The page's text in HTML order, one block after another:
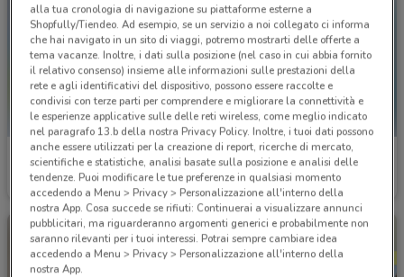
Prodet
Scade il 31/08 2.7 km
Carrefour Market
Scade il 31/08
alla tua cronologia di navigazione su piattaforme esterne a
Shopfully/Tiendeo. Ad esempio, se un servizio a noi collegato ci informa
che hai navigato in un sito di viaggi, potremo mostrarti delle offerte a
tema vacanze. Inoltre, i dati sulla posizione (nel caso in cui abbia fornito
il relativo consenso) insieme alle informazioni sulle prestazioni della
rete e agli identificativi del dispositivo, possono essere raccolte e
condivisi con terze parti per comprendere e migliorare la connettività e
le esperienze applicative sulle delle reti wireless, come meglio indicato
nel paragrafo 13.b della nostra Privacy Policy. Inoltre, i tuoi dati possono
anche essere utilizzati per la creazione di report, ricerche di mercato,
scientifiche e statistiche, analisi basate sulla posizione e analisi delle
tendenze. Puoi modificare le tue preferenze in qualsiasi momento
accedendo a Menu > Privacy > Personalizzazione all'interno della
nostra App. Cosa succede se rifiuti: Continuerai a visualizzare annunci
pubblicitari, ma riguarderanno argomenti generici e probabilmente non
saranno rilevanti per i tuoi interessi. Potrai sempre cambiare idea
accedendo a Menu > Privacy > Personalizzazione all'interno della
nostra App.